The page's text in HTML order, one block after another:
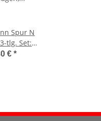
Spur N
tlg. Set:
Bauart
€ *